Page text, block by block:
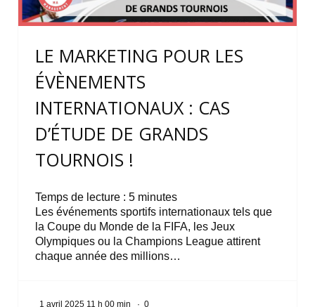
LE MARKETING POUR LES
ÉVÈNEMENTS
INTERNATIONAUX : CAS
D’ÉTUDE DE GRANDS
TOURNOIS !
Temps de lecture : 5 minutes
Les événements sportifs internationaux tels que
la Coupe du Monde de la FIFA, les Jeux
Olympiques ou la Champions League attirent
chaque année des millions…
1 avril 2025 11 h 00 min · 0